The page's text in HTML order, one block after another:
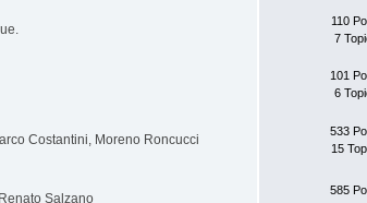
110
7
101
6
Costantini, Moreno Roncucci
533
15
Salzano
585